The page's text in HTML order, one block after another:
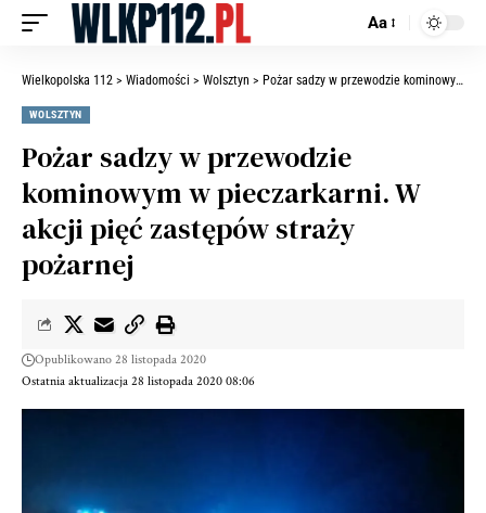
Aa
Wielkopolska 112 > Wiadomości > Wolsztyn > Pożar sadzy w przewodzie kominowym w pieczarkarni. W akcji pięć zastępów straży pożarnej
WOLSZTYN
Pożar sadzy w przewodzie
kominowym w pieczarkarni. W
akcji pięć zastępów straży
pożarnej
Ostatnia aktualizacja 28 listopada 2020 08:06
Opublikowano 28 listopada 2020